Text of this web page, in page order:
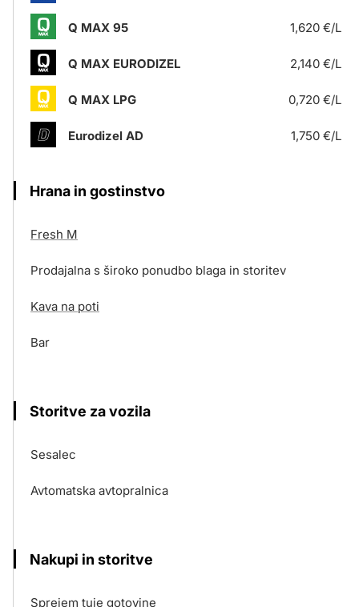
Q MAX 95 1,620 €/L
Q MAX EURODIZEL 2,140 €/L
Q MAX LPG 0,720 €/L
Eurodizel AD 1,750 €/L
Hrana in gostinstvo
Fresh M
Prodajalna s široko ponudbo blaga in storitev
Kava na poti
Bar
Storitve za vozila
Sesalec
Avtomatska avtopralnica
Nakupi in storitve
Sprejem tuje gotovine